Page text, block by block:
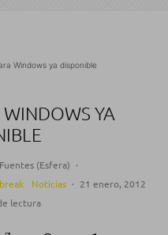
Windows ya disponible
YA
(Esfera) ·
Noticias · 21 enero, 2012
lectura